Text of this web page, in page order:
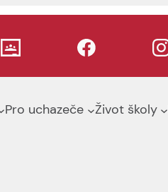
Pro uchazeče Život školy